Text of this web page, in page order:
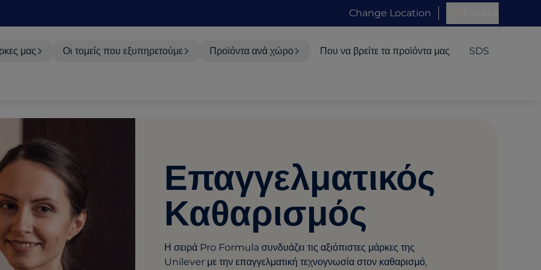
Change Location
μας Οι τομείς που εξυπηρετούμε Προϊόντα ανά χώρο Που να βρείτε τα προϊόντα μας SDS
Επαγγελματικός
Καθαρισμός
Η σειρά Pro Formula συνδυάζει τις αξιόπιστες μάρκες της
Unilever με την επαγγελματική τεχνογνωσία στον καθαρισμό,